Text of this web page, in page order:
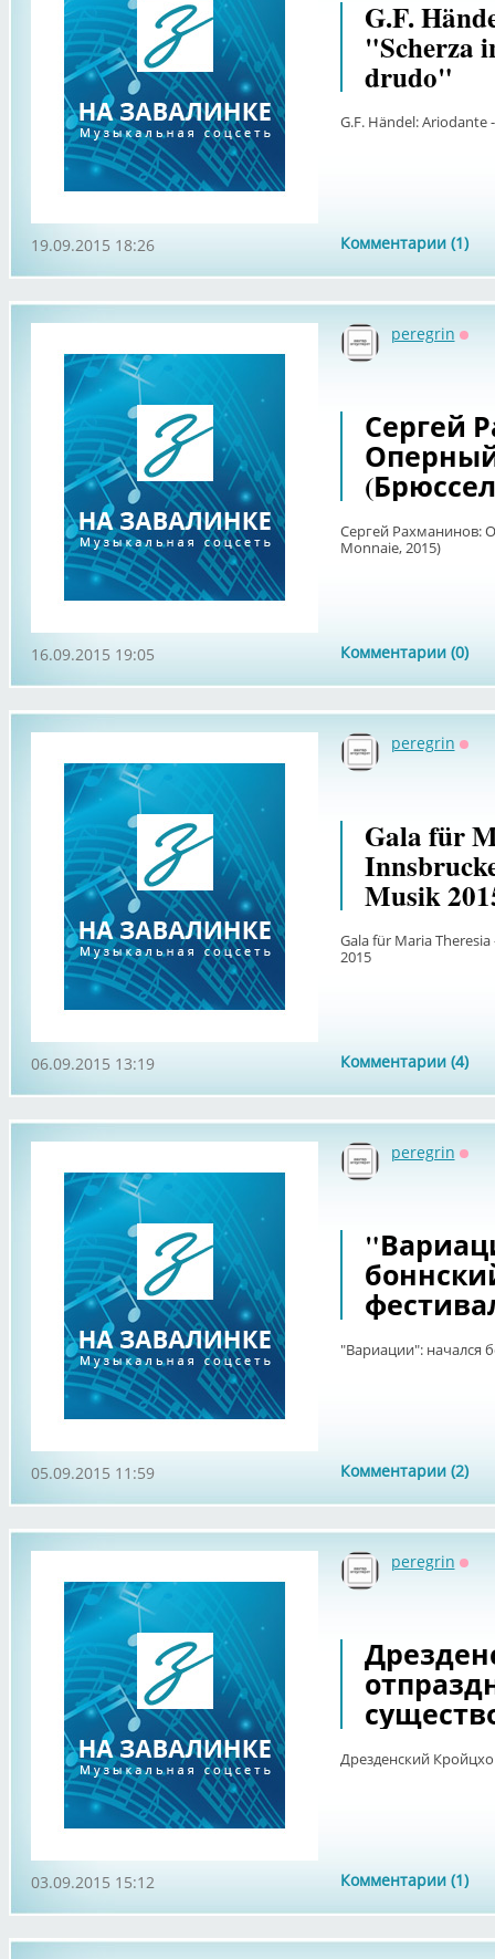
G.F.
"Scherza
drudo"
G.F. Händel:
Комментарии (1)
19.09.2015 18:26
peregrin
Сергей
Сергей Рахманинов:
Monnaie, 2015)
Комментарии (0)
16.09.2015 19:05
peregrin
Gala für
Musik
Gala für Maria
2015
Комментарии (4)
06.09.2015 13:19
peregrin
"Вариации": начался
Комментарии (2)
05.09.2015 11:59
peregrin
Дрезденский
Комментарии (1)
03.09.2015 15:12